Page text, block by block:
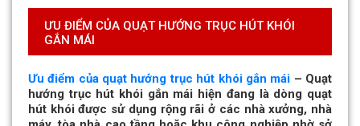
ƯU ĐIỂM CỦA QUẠT HƯỚNG TRỤC HÚT KHÓI
GẮN MÁI
Ưu điểm của quạt hướng trục hút khói gắn mái – Quạt
hướng trục hút khói gắn mái hiện đang là dòng quạt
hút khói được sử dụng rộng rãi ở các nhà xưởng, nhà